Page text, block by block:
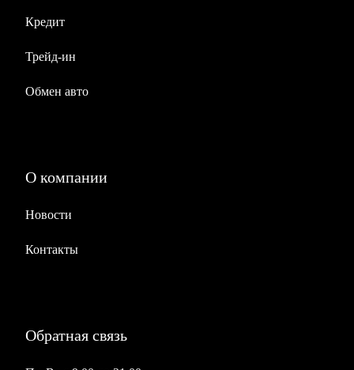
Кредит
Трейд-ин
Обмен авто
О компании
Новости
Контакты
Обратная связь